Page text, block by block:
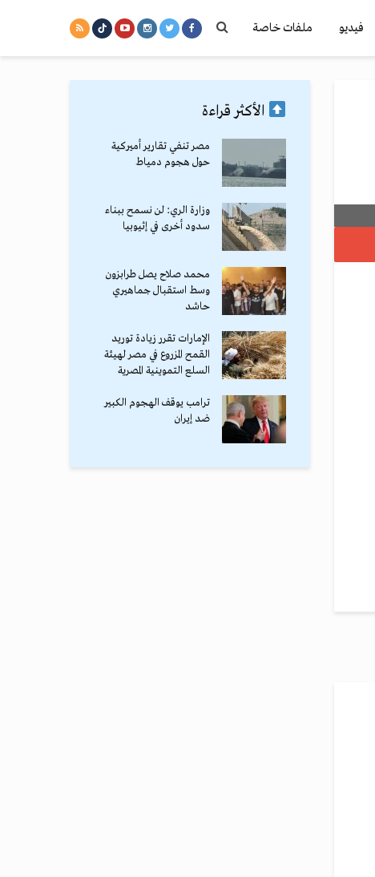
فيديو ملفات خاصة
الأكثر قراءة
مصر تنفي تقارير أميركية
حول هجوم دمياط
وزارة الري: لن نسمح ببناء
سدود أخرى في إثيوبيا
محمد صلاح يصل طرابزون
وسط استقبال جماهيري
حاشد
الإمارات تقرر زيادة توريد
القمح المزروع في مصر لهيئة
السلع التموينية المصرية
ترامب يوقف الهجوم الكبير
ضد إيران